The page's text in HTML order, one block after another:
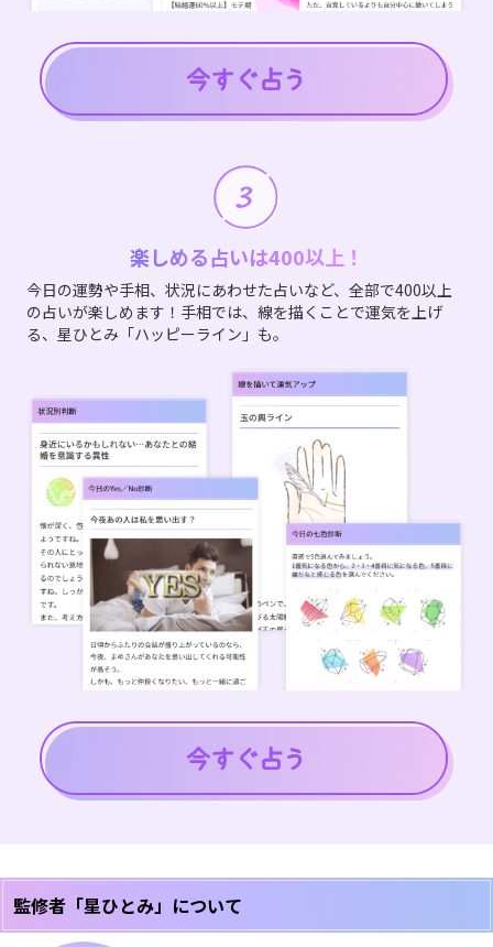
楽しめる占いは400以上！
今日の運勢や手相、状況にあわせた占いなど、全部で400以上
の占いが楽しめます！手相では、線を描くことで運気を上げ
る、星ひとみ「ハッピーライン」も。
監修者「星ひとみ」について